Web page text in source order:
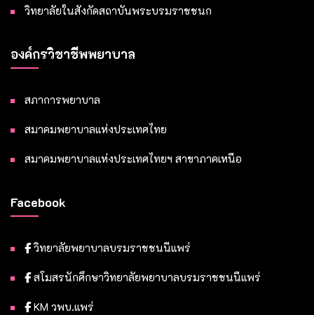
วิทยาลัยในสังกัดสถาบันพระบรมราชชนก
องค์กรวิชาชีพพยาบาล
สภาการพยาบาล
สมาคมพยาบาลแห่งประเทศไทย
สมาคมพยาบาลแห่งประเทศไทยฯ สาขาภาคเหนือ
Facebook
วิทยาลัยพยาบาลบรมราชชนนีแพร่
สโมสรนักศึกษาวิทยาลัยพยาบาลบรมราชชนนีแพร่
KM วพบ.แพร่